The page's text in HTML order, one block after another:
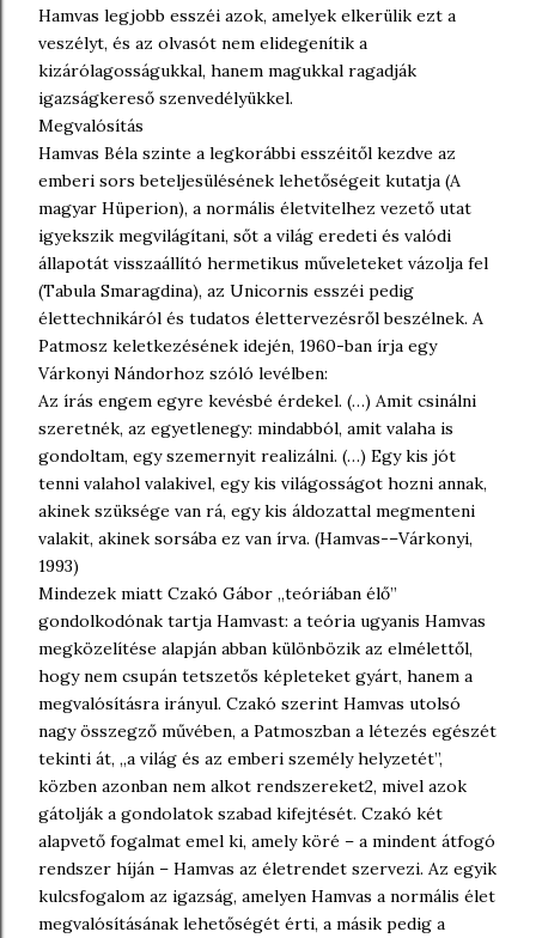
Hamvas legjobb esszéi azok, amelyek elkerülik ezt a
veszélyt, és az olvasót nem elidegenítik a
kizárólagosságukkal, hanem magukkal ragadják
igazságkereső szenvedélyükkel.
Megvalósítás
Hamvas Béla szinte a legkorábbi esszéitől kezdve az
emberi sors beteljesülésének lehetőségeit kutatja (A
magyar Hüperion), a normális életvitelhez vezető utat
igyekszik megvilágítani, sőt a világ eredeti és valódi
állapotát visszaállító hermetikus műveleteket vázolja fel
(Tabula Smaragdina), az Unicornis esszéi pedig
élettechnikáról és tudatos élettervezésről beszélnek. A
Patmosz keletkezésének idején, 1960-ban írja egy
Várkonyi Nándorhoz szóló levélben:
Az írás engem egyre kevésbé érdekel. (…) Amit csinálni
szeretnék, az egyetlenegy: mindabból, amit valaha is
gondoltam, egy szemernyit realizálni. (…) Egy kis jót
tenni valahol valakivel, egy kis világosságot hozni annak,
akinek szüksége van rá, egy kis áldozattal megmenteni
valakit, akinek sorsába ez van írva. (Hamvas-–Várkonyi,
1993)
Mindezek miatt Czakó Gábor „teóriában élő”
gondolkodónak tartja Hamvast: a teória ugyanis Hamvas
megközelítése alapján abban különbözik az elmélettől,
hogy nem csupán tetszetős képleteket gyárt, hanem a
megvalósításra irányul. Czakó szerint Hamvas utolsó
nagy összegző művében, a Patmoszban a létezés egészét
tekinti át, „a világ és az emberi személy helyzetét”,
közben azonban nem alkot rendszereket2, mivel azok
gátolják a gondolatok szabad kifejtését. Czakó két
alapvető fogalmat emel ki, amely köré – a mindent átfogó
rendszer híján – Hamvas az életrendet szervezi. Az egyik
kulcsfogalom az igazság, amelyen Hamvas a normális élet
megvalósításának lehetőségét érti, a másik pedig a